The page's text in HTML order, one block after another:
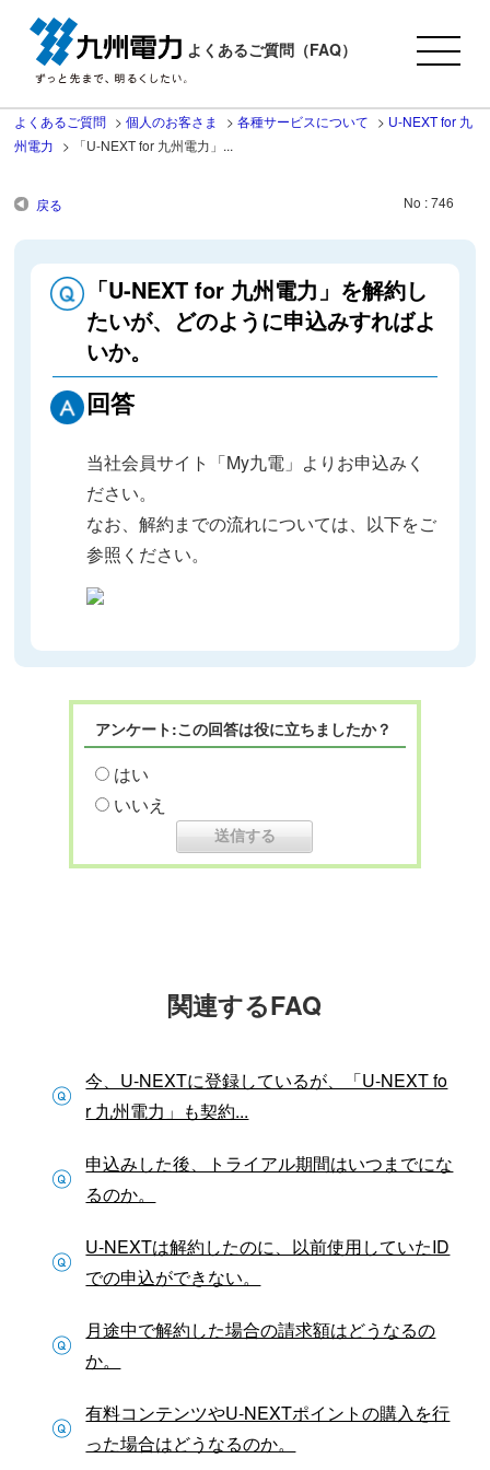
よくあるご質問（FAQ）
よくあるご質問 >個人のお客さま >各種サービスについて > U-NEXT for 九
州電力 > 「U-NEXT for 九州電力」...
戻る No : 746
「U-NEXT for 九州電力」を解約し
たいが、どのように申込みすればよ
いか。
回答
当社会員サイト「My九電」よりお申込みく
ださい。
なお、解約までの流れについては、以下をご
参照ください。
アンケート:この回答は役に立ちましたか？
はい
いいえ
関連するFAQ
今、U-NEXTに登録しているが、「U-NEXT fo
r 九州電力」も契約...
申込みした後、トライアル期間はいつまでにな
るのか。
U-NEXTは解約したのに、以前使用していたID
での申込ができない。
月途中で解約した場合の請求額はどうなるの
か。
有料コンテンツやU-NEXTポイントの購入を行
った場合はどうなるのか。